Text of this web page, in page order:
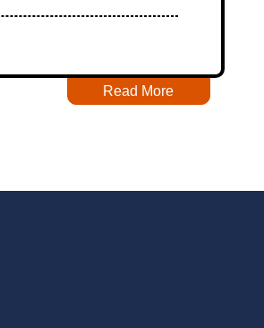
Read More